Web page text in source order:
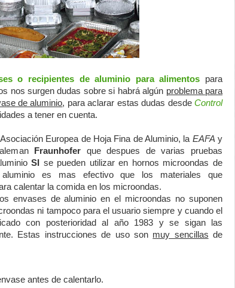
o recipientes de aluminio para alimentos para
nos surgen dudas sobre si habrá algún problema para
de aluminio, para aclarar estas dudas desdeControl
a tener en cuenta.
Europea de Hoja Fina de Aluminio, la EAFA y
Fraunhofer que despues de varias pruebas
SI
se pueden utilizar en hornos microondas de
es mas efectivo que los materiales que
calentar la comida en los microondas.
envases de aluminio en el microondas no suponen
ni tampoco para el usuario siempre y cuando el
con posterioridad al año 1983 y se sigan las
Estas instrucciones de uso son muy sencillas de
antes de calentarlo.